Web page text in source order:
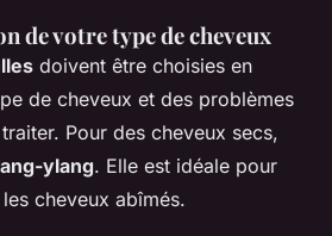
de votre type de cheveux
doivent être choisies en
de cheveux et des problèmes
Pour des cheveux secs,
ylang. Elle est idéale pour
cheveux abîmés.